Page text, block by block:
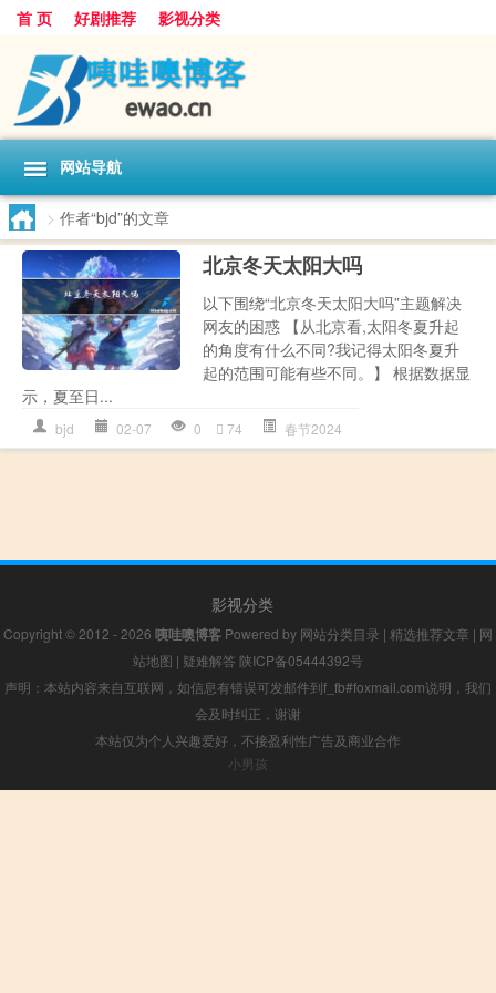
首 页 好剧推荐 影视分类
网站导航
> 作者“bjd”的文章
北京冬天太阳大吗
以下围绕“北京冬天太阳大吗”主题解决
网友的困惑 【从北京看,太阳冬夏升起
的角度有什么不同?我记得太阳冬夏升
起的范围可能有些不同。】 根据数据显
示，夏至日...
bjd 02-07 0 74 春节2024
影视分类
Copyright © 2012 - 2026 咦哇噢博客 Powered by 网站分类目录 | 精选推荐文章 | 网
站地图 | 疑难解答 陕ICP备05444392号
声明：本站内容来自互联网，如信息有错误可发邮件到f_fb#foxmail.com说明，我们
会及时纠正，谢谢
本站仅为个人兴趣爱好，不接盈利性广告及商业合作
小男孩